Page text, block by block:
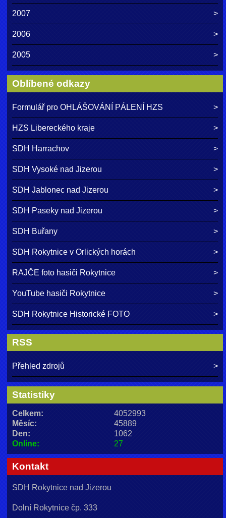
2007
2006
2005
Oblíbené odkazy
Formulář pro OHLÁŠOVÁNÍ PÁLENÍ HZS
HZS Libereckého kraje
SDH Harrachov
SDH Vysoké nad Jizerou
SDH Jablonec nad Jizerou
SDH Paseky nad Jizerou
SDH Buřany
SDH Rokytnice v Orlických horách
RAJČE foto hasiči Rokytnice
YouTube hasiči Rokytnice
SDH Rokytnice Historické FOTO
RSS
Přehled zdrojů
Statistiky
Online: 27
Celkem:
4052993
Měsíc:
45889
Den:
1062
Kontakt
SDH Rokytnice nad Jizerou
Dolní Rokytnice čp. 333